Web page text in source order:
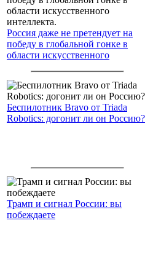
Россия даже не претендует на
победу в глобальной гонке в
области искусственного
Беспилотник Bravo от Triada
Robotics: догонит ли он Россию?
Трамп и сигнал России: вы
побеждаете